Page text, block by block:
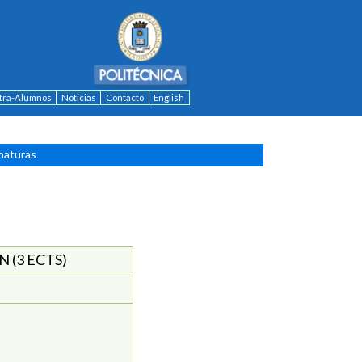
Alumnos Noticias Contacto English
(3 ECTS)